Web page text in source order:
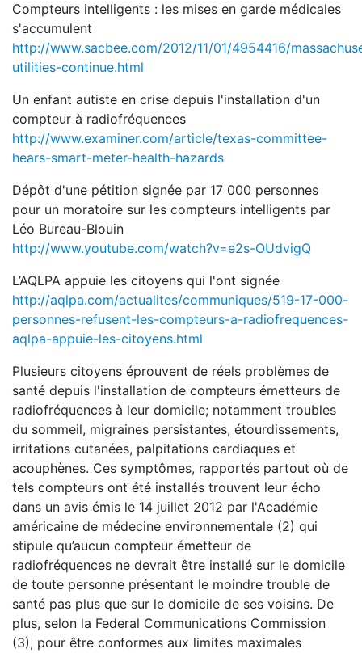
Compteurs intelligents : les mises en garde médicales
s'accumulent
http://www.sacbee.com/2012/11/01/4954416/
utilities-continue.html
Un enfant autiste en crise depuis l'installation d'un
compteur à radiofréquences
http://www.examiner.com/article/texas-committee-
hears-smart-meter-health-hazards
Dépôt d'une pétition signée par 17 000 personnes
pour un moratoire sur les compteurs intelligents par
Léo Bureau-Blouin
http://www.youtube.com/watch?v=e2s-OUdvigQ
L’AQLPA appuie les citoyens qui l'ont signée
http://aqlpa.com/actualites/communiques/519-17-000-
personnes-refusent-les-compteurs-a-radiofrequences-
aqlpa-appuie-les-citoyens.html
Plusieurs citoyens éprouvent de réels problèmes de
santé depuis l'installation de compteurs émetteurs de
radiofréquences à leur domicile; notamment troubles
du sommeil, migraines persistantes, étourdissements,
irritations cutanées, palpitations cardiaques et
acouphènes. Ces symptômes, rapportés partout où de
tels compteurs ont été installés trouvent leur écho
dans un avis émis le 14 juillet 2012 par l'Académie
américaine de médecine environnementale (2) qui
stipule qu’aucun compteur émetteur de
radiofréquences ne devrait être installé sur le domicile
de toute personne présentant le moindre trouble de
santé pas plus que sur le domicile de ses voisins. De
plus, selon la Federal Communications Commission
(3), pour être conformes aux limites maximales